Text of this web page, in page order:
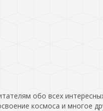
обо всех
космоса и многое